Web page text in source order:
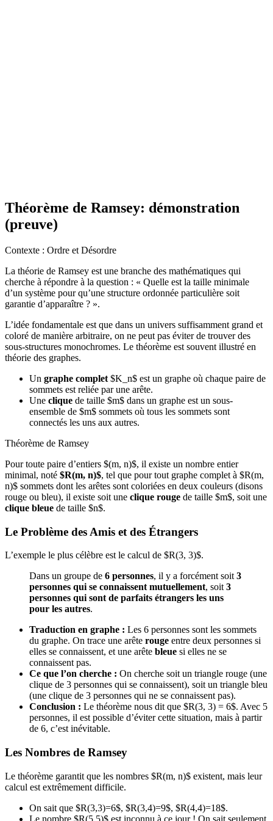
Théorème de Ramsey: démonstration
(preuve)
Contexte : Ordre et Désordre
La théorie de Ramsey est une branche des mathématiques qui
cherche à répondre à la question : « Quelle est la taille minimale
d’un système pour qu’une structure ordonnée particulière soit
garantie d’apparaître ? ».
L’idée fondamentale est que dans un univers suffisamment grand et
coloré de manière arbitraire, on ne peut pas éviter de trouver des
sous-structures monochromes. Le théorème est souvent illustré en
théorie des graphes.
Un graphe complet $K_n$ est un graphe où chaque paire de
sommets est reliée par une arête.
Une clique de taille $m$ dans un graphe est un sous-
ensemble de $m$ sommets où tous les sommets sont
connectés les uns aux autres.
Théorème de Ramsey
Pour toute paire d’entiers $(m, n)$, il existe un nombre entier
minimal, noté $R(m, n)$, tel que pour tout graphe complet à $R(m,
n)$ sommets dont les arêtes sont coloriées en deux couleurs (disons
rouge ou bleu), il existe soit une clique rouge de taille $m$, soit une
clique bleue de taille $n$.
Le Problème des Amis et des Étrangers
L’exemple le plus célèbre est le calcul de $R(3, 3)$.
Dans un groupe de 6 personnes, il y a forcément soit 3
personnes qui se connaissent mutuellement, soit 3
personnes qui sont de parfaits étrangers les uns
pour les autres.
Traduction en graphe : Les 6 personnes sont les sommets
du graphe. On trace une arête rouge entre deux personnes si
elles se connaissent, et une arête bleue si elles ne se
connaissent pas.
Ce que l’on cherche : On cherche soit un triangle rouge (une
clique de 3 personnes qui se connaissent), soit un triangle bleu
(une clique de 3 personnes qui ne se connaissent pas).
Conclusion : Le théorème nous dit que $R(3, 3) = 6$. Avec 5
personnes, il est possible d’éviter cette situation, mais à partir
de 6, c’est inévitable.
Les Nombres de Ramsey
Le théorème garantit que les nombres $R(m, n)$ existent, mais leur
calcul est extrêmement difficile.
On sait que $R(3,3)=6$, $R(3,4)=9$, $R(4,4)=18$.
Le nombre $R(5,5)$ est inconnu à ce jour ! On sait seulement